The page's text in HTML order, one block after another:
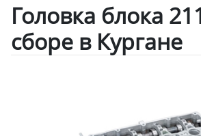
Головка блока
сборе в Кургане